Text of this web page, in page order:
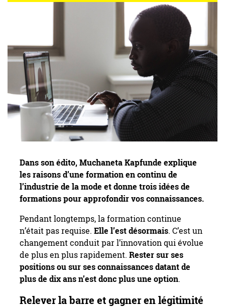
Dans son édito, Muchaneta Kapfunde explique
les raisons d’une formation en continu de
l’industrie de la mode et donne trois idées de
formations pour approfondir vos connaissances.
Pendant longtemps, la formation continue
n’était pas requise. Elle l’est désormais. C’est un
changement conduit par l’innovation qui évolue
de plus en plus rapidement. Rester sur ses
positions ou sur ses connaissances datant de
plus de dix ans n’est donc plus une option.
Relever la barre et gagner en légitimité